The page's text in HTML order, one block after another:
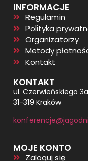
INFORMACJE
Regulamin
Polityka
Organizatorzy
Metody
Kontakt
KONTAKT
ul. Czerwieńskiego
31-319 Kraków
MOJE KONTO
Zaloguj się